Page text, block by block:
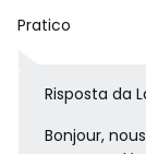
Pratico
Risposta da
Bonjour,